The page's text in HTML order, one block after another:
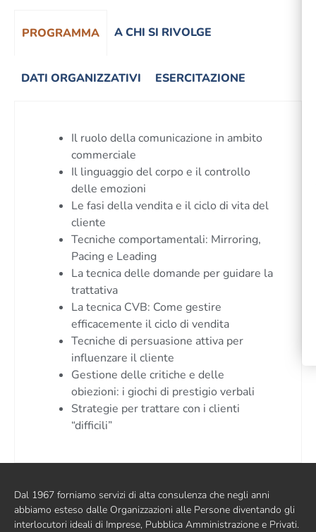
PROGRAMMA A CHI SI RIVOLGE
DATI ORGANIZZATIVI ESERCITAZIONE
Il ruolo della comunicazione in ambito
commerciale
Il linguaggio del corpo e il controllo
delle emozioni
Le fasi della vendita e il ciclo di vita del
cliente
Tecniche comportamentali: Mirroring,
Pacing e Leading
La tecnica delle domande per guidare la
trattativa
La tecnica CVB: Come gestire
efficacemente il ciclo di vendita
Tecniche di persuasione attiva per
influenzare il cliente
Gestione delle critiche e delle
obiezioni: i giochi di prestigio verbali
Strategie per trattare con i clienti
“difficili”
Dal 1967 forniamo servizi di alta consulenza che negli anni
abbiamo esteso dalle Organizzazioni alle Persone diventando gli
interlocutori ideali di Imprese, Pubblica Amministrazione e Privati.